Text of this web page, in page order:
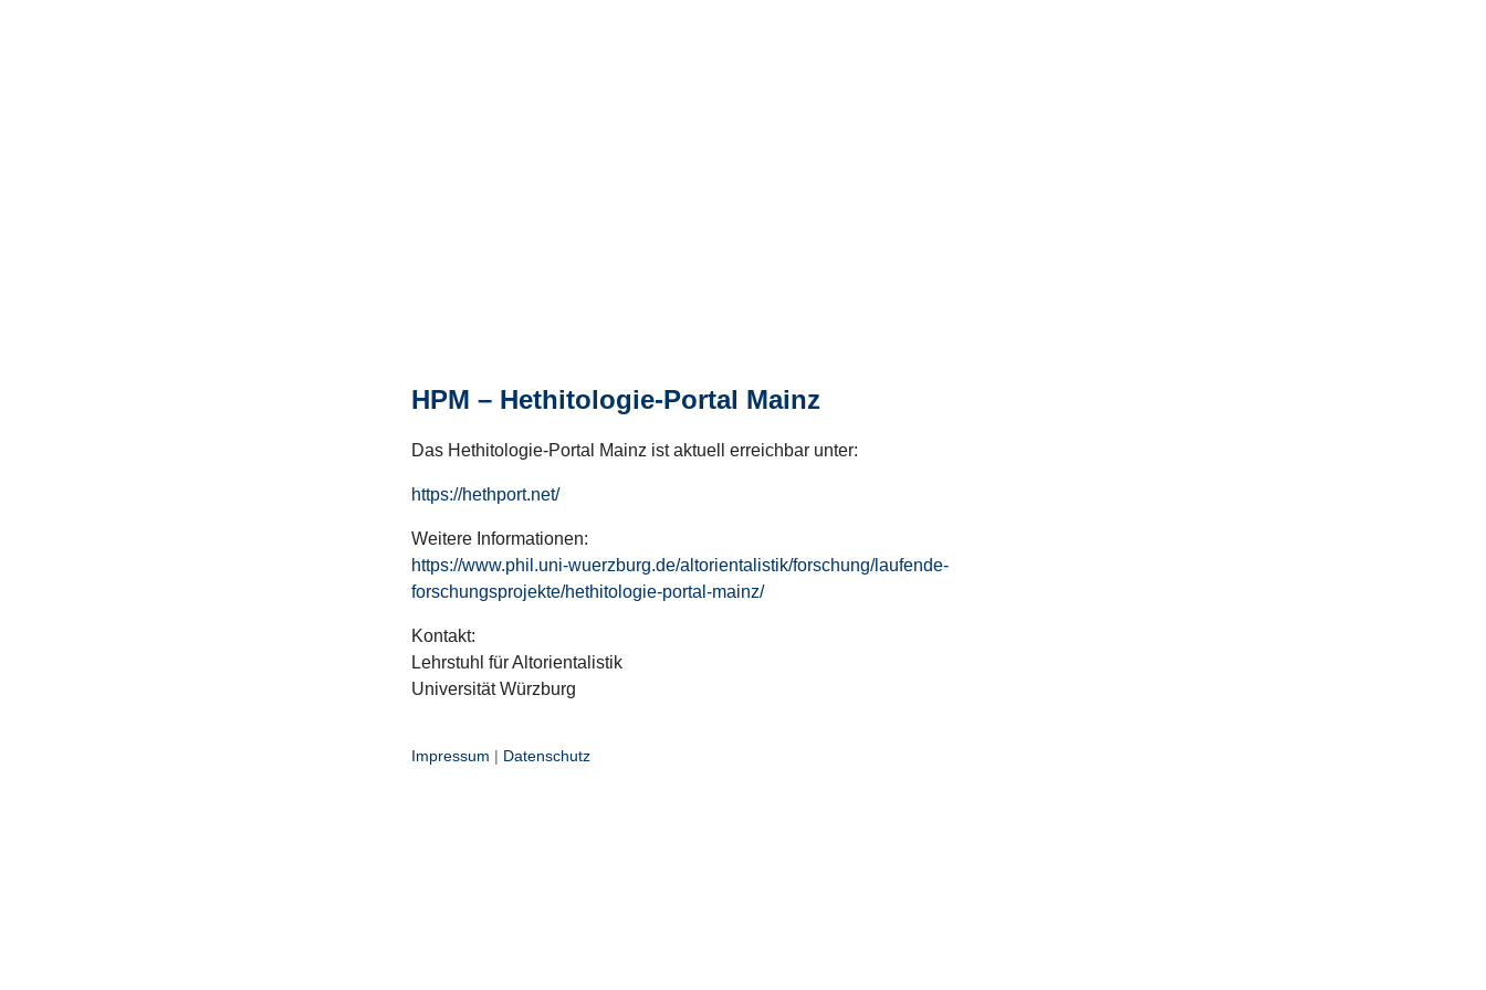
HPM – Hethitologie-Portal Mainz
Das Hethitologie-Portal Mainz ist aktuell erreichbar unter:
https://hethport.net/
Weitere Informationen:
https://www.phil.uni-wuerzburg.de/altorientalistik/forschung/laufende-
forschungsprojekte/hethitologie-portal-mainz/
Kontakt:
Lehrstuhl für Altorientalistik
Universität Würzburg
Impressum | Datenschutz